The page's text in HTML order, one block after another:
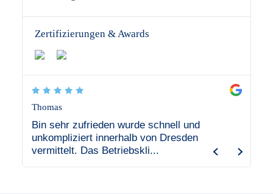
Zertifizierungen & Awards
Thomas
Bin sehr zufrieden wurde schnell und
unkompliziert innerhalb von Dresden
vermittelt. Das Betriebskli...
im